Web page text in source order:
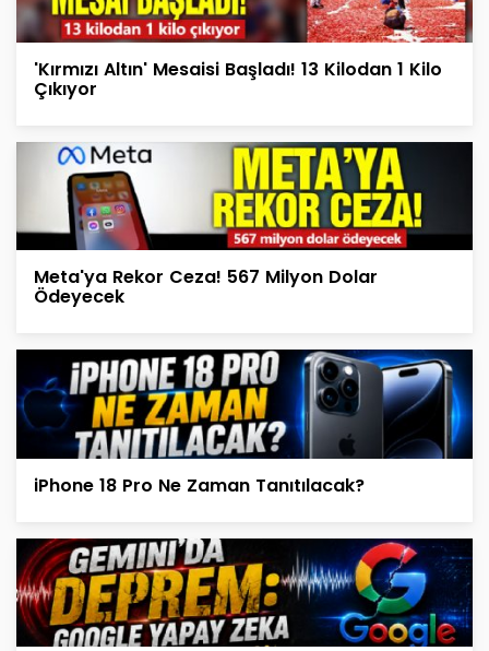
'Kırmızı Altın' Mesaisi Başladı! 13 Kilodan 1 Kilo
Çıkıyor
Meta'ya Rekor Ceza! 567 Milyon Dolar
Ödeyecek
iPhone 18 Pro Ne Zaman Tanıtılacak?